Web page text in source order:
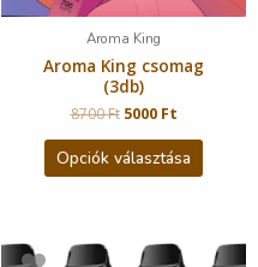
Aroma King
Aroma King csomag
(3db)
8700Ft 5000 Ft
Opciók választása